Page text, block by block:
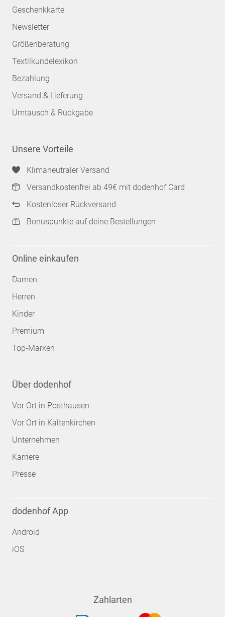
Geschenkkarte
Newsletter
Größenberatung
Textilkundelexikon
Bezahlung
Versand & Lieferung
Umtausch & Rückgabe
Unsere Vorteile
Klimaneutraler Versand
Versandkostenfrei ab 49€ mit dodenhof Card
Kostenloser Rückversand
Bonuspunkte auf deine Bestellungen
Online einkaufen
Damen
Herren
Kinder
Premium
Top-Marken
Über dodenhof
Vor Ort in Posthausen
Vor Ort in Kaltenkirchen
Unternehmen
Karriere
Presse
dodenhof App
Android
iOS
Zahlarten